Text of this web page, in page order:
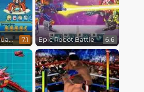
SpongeBob SquarePants : Monster Island Adventures 7.1 Epic Robot Battle 6.6